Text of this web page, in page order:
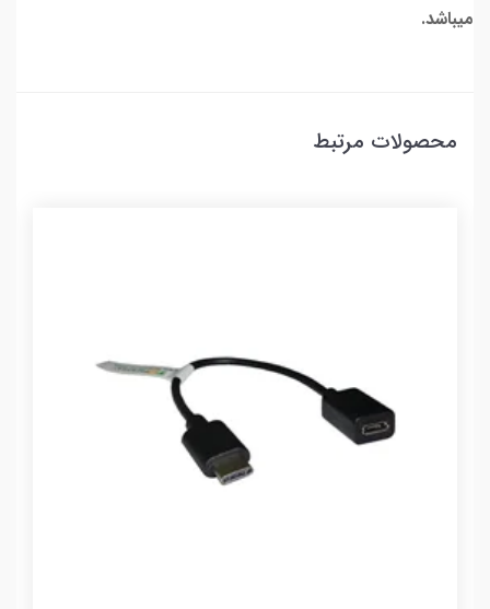
میباشد.
محصولات مرتبط